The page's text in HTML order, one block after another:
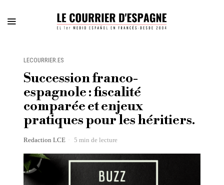
LECOURRIER.ES
Succession franco-
espagnole : fiscalité
comparée et enjeux
pratiques pour les héritiers.
Redaction LCE 5 min de lecture